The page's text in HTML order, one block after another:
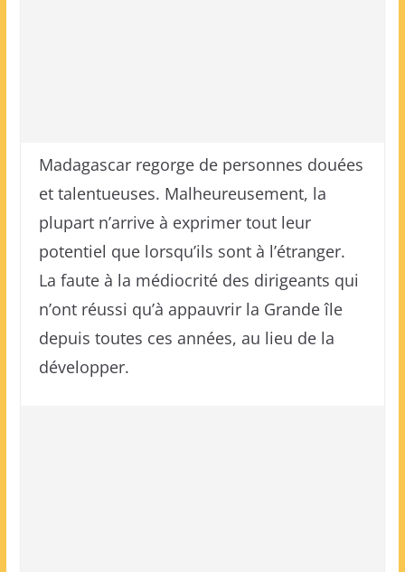
Madagascar regorge de personnes douées
et talentueuses. Malheureusement, la
plupart n’arrive à exprimer tout leur
potentiel que lorsqu’ils sont à l’étranger.
La faute à la médiocrité des dirigeants qui
n’ont réussi qu’à appauvrir la Grande île
depuis toutes ces années, au lieu de la
développer.